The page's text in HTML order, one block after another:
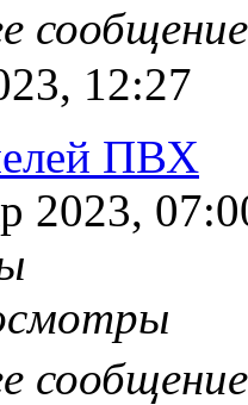
12:27
ПВХ
2023,